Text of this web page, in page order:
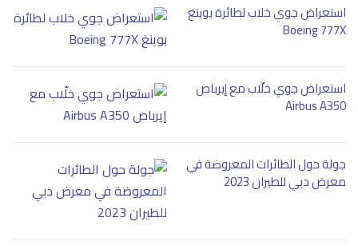
استعراض جوي خلاب لطائرة بوينغ
Boeing 777X
استعراض جوي خلّاب مع إيرباص
Airbus A350
جولة حول الطائرات المعروضة في
معرض دبي للطيران 2023